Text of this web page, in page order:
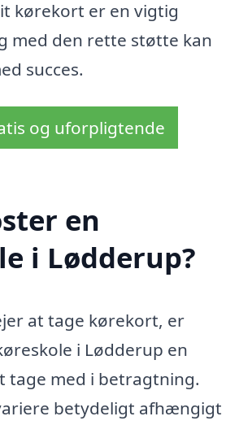
kørekort er en vigtig
med den rette støtte kan
succes.
og uforpligtende
en
i Lødderup?
at tage kørekort, er
i Lødderup en
tage med i betragtning.
betydeligt afhængigt